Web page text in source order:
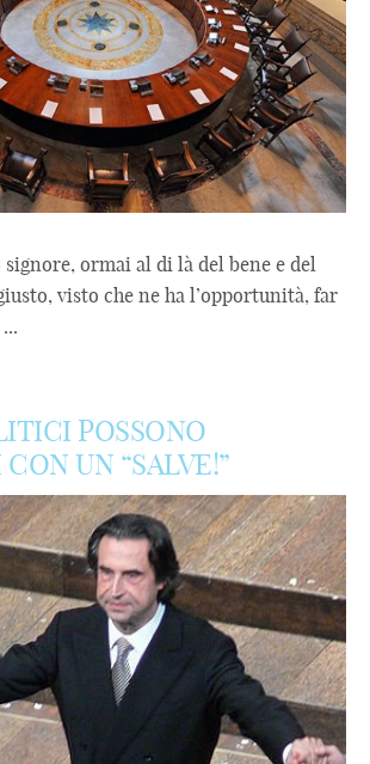
signore, ormai al di là del bene e del
visto che ne ha l’opportunità, far
POSSONO
UN “SALVE!”